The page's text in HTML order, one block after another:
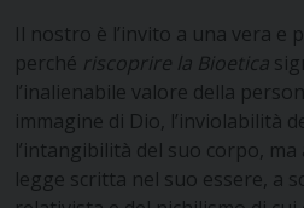
Il nostro è l’invito a una vera e
perché riscoprire la Bioetica
l’inalienabile valore della
immagine di Dio, l’inviolabilità
l’intangibilità del suo corpo, ma
legge scritta nel suo essere, a